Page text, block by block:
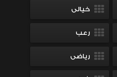
خيالى
رعب
رياضى